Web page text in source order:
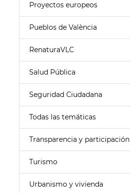
Proyectos europeos
Pueblos de València
RenaturaVLC
Salud Pública
Seguridad Ciudadana
Todas las temáticas
Transparencia y participación
Turismo
Urbanismo y vivienda